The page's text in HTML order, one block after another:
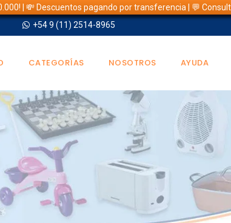
| 💸 Descuentos pagando por transferencia | 💬
+54 9 (11) 2514-8965
CATEGORÍAS NOSOTROS AYUDA
TIENDA